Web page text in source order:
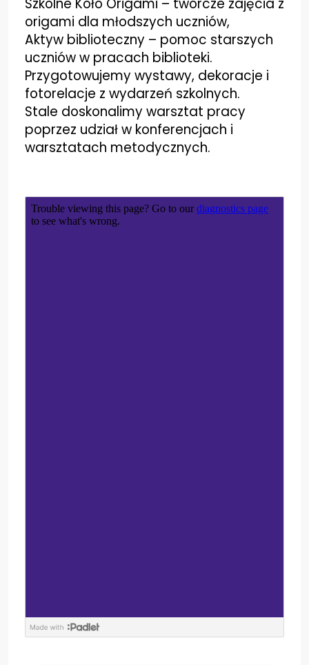
origami dla młodszych uczniów,
Aktyw biblioteczny – pomoc starszych
uczniów w pracach biblioteki.
Przygotowujemy wystawy, dekoracje i
fotorelacje z wydarzeń szkolnych.
Stale doskonalimy warsztat pracy
poprzez udział w konferencjach i
warsztatach metodycznych.